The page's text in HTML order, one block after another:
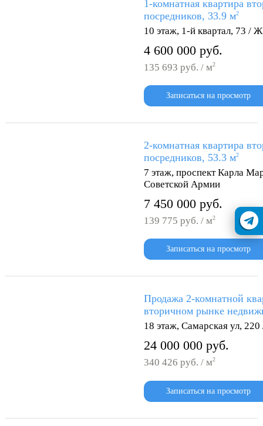
1-комнатная квартира
посредников, 33.9 м2
10 этаж, 1-й квартал, 73 /
4 600 000 руб.
135 693 руб. / м2
Записаться на просмотр
2-комнатная квартира
посредников, 53.3 м2
7 этаж, проспект Карла
Советской Армии
7 450 000 руб.
139 775 руб. / м2
Записаться на просмотр
Продажа 2-комнатной
вторичном рынке
18 этаж, Самарская ул,
24 000 000 руб.
340 426 руб. / м2
Записаться на просмотр